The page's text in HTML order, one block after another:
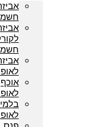
אביזרי
חשמליים
אביזרים
לקורקינט
חשמלי
אביזרים
לאופניים
אוכף
לאופניים
בלמים
לאופניים